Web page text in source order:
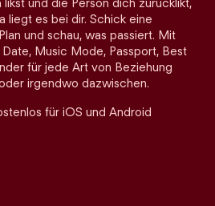
und die Person dich zurücklikt,
liegt es bei dir. Schick eine
und schau, was passiert. Mit
Music Mode, Passport, Best
für jede Art von Beziehung
irgendwo dazwischen.
für iOS und Android